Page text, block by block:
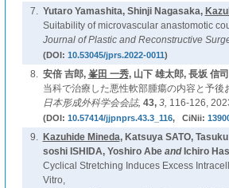
7. Yutaro Yamashita, Shinji Nagasaka,
Suitability of microvascular anastomotic
Journal of Plastic and Reconstructive
(DOI: 10.53045/jprs.2022-0011)
8. 安倍 吉郎, 峯田 一秀, 山下 雄太郎, 長坂 信
当科で治療した悪性軟部腫瘍の内容と予後
日本形成外科学会会誌, 43, 3, 116-126,
(DOI: 10.57414/jjpnprs.43.3_116, CiNii:
9. Kazuhide Mineda, Katsuya SATO,
soshi ISHIDA, Yoshiro Abeand Ichiro
Cyclical Stretching Induces Excess
Vitro,